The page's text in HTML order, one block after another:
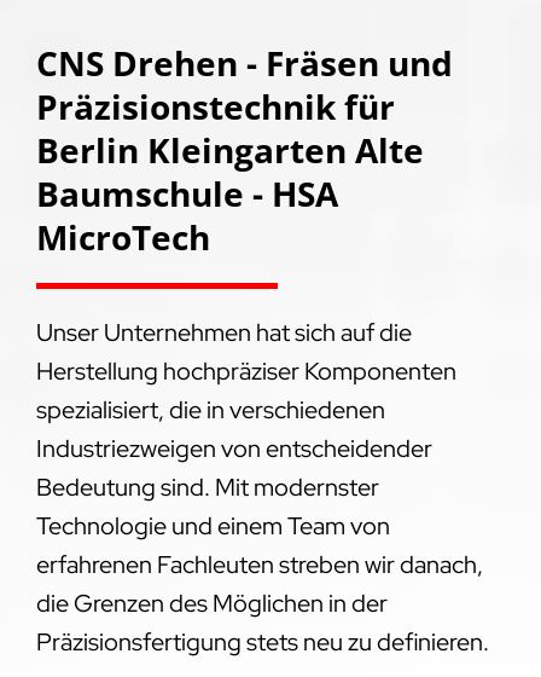
CNS Drehen - Fräsen und
Präzisionstechnik für
Berlin Kleingarten Alte
Baumschule - HSA
MicroTech
Unser Unternehmen hat sich auf die
Herstellung hochpräziser Komponenten
spezialisiert, die in verschiedenen
Industriezweigen von entscheidender
Bedeutung sind. Mit modernster
Technologie und einem Team von
erfahrenen Fachleuten streben wir danach,
die Grenzen des Möglichen in der
Präzisionsfertigung stets neu zu definieren.